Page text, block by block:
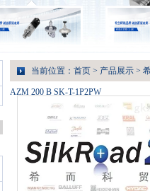
当前位置： 首页 > 产品展示 >
AZM 200 B SK-T-1P2PW